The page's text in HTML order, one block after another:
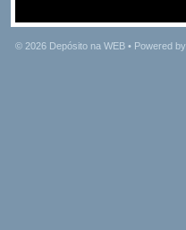
© 2026 Depósito na WEB • Powered by